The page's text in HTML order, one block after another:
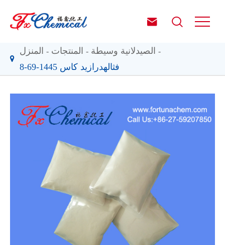
 
المنزل المنتجات
الصيدلانية وسيطة
فثالهدرازيد كاس 1445-69-8